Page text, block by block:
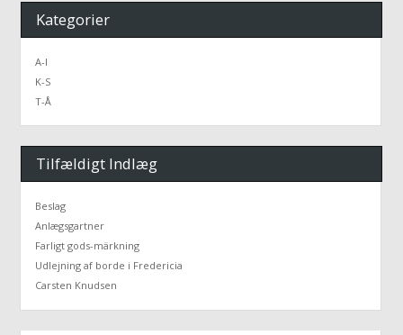
Kategorier
A-I
K-S
T-Å
Tilfældigt Indlæg
Beslag
Anlægsgartner
Farligt gods-märkning
Udlejning af borde i Fredericia
Carsten Knudsen